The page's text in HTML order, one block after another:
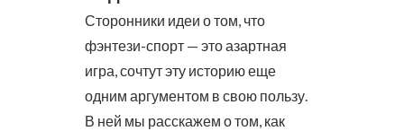
Сторонники идеи о том, что
фэнтези-спорт — это азартная
игра, сочтут эту историю еще
одним аргументом в свою пользу.
В ней мы расскажем о том, как